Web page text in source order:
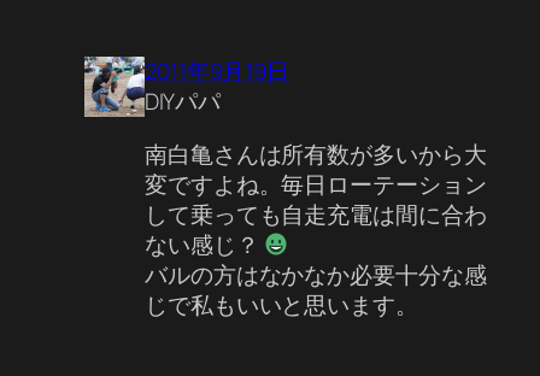
2011年9月19日
DIYパパ
南白亀さんは所有数が多いから大
変ですよね。毎日ローテーション
して乗っても自走充電は間に合わ
ない感じ？
バルの方はなかなか必要十分な感
じで私もいいと思います。